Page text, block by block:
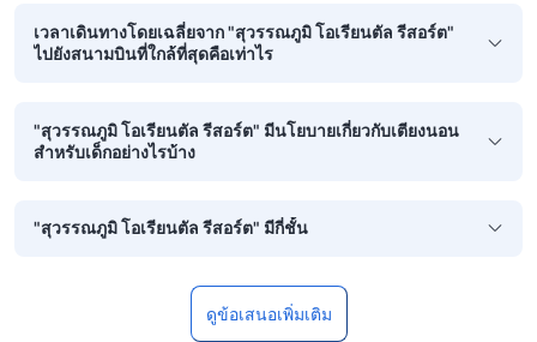
เวลาเดินทางโดยเฉลี่ยจาก "สุวรรณภูมิ โอเรียนตัล รีสอร์ต"
ไปยังสนามบินที่ใกล้ที่สุดคือเท่าไร
"สุวรรณภูมิ โอเรียนตัล รีสอร์ต" มีนโยบายเกี่ยวกับเตียงนอน
สำหรับเด็กอย่างไรบ้าง
"สุวรรณภูมิ โอเรียนตัล รีสอร์ต" มีกี่ชั้น
ดูข้อเสนอเพิ่มเติม